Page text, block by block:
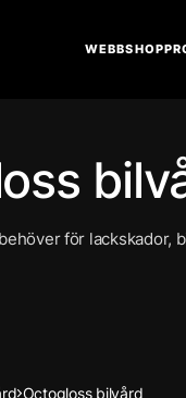
WEBBSHOP
för lackskador,
Octogloss bilvård